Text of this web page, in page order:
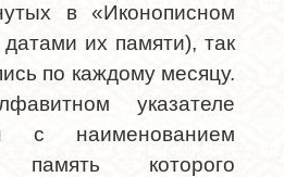
в «Иконописном
их памяти), так
по каждому месяцу.
указателе
с наименованием
память которого